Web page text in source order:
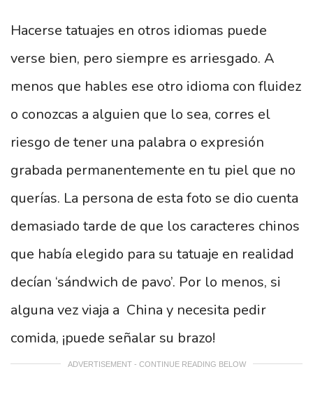
Hacerse tatuajes en otros idiomas puede
verse bien, pero siempre es arriesgado. A
menos que hables ese otro idioma con fluidez
o conozcas a alguien que lo sea, corres el
riesgo de tener una palabra o expresión
grabada permanentemente en tu piel que no
querías. La persona de esta foto se dio cuenta
demasiado tarde de que los caracteres chinos
que había elegido para su tatuaje en realidad
decían ‘sándwich de pavo’. Por lo menos, si
alguna vez viaja a China y necesita pedir
comida, ¡puede señalar su brazo!
ADVERTISEMENT - CONTINUE READING BELOW